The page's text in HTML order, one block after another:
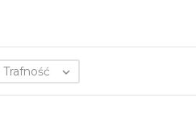
Trafność 